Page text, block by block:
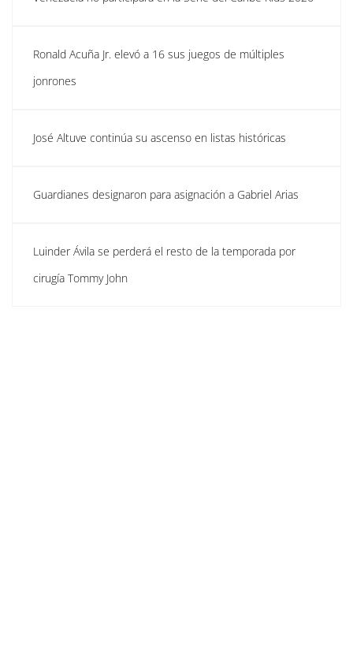
Ronald Acuña Jr. elevó a 16 sus juegos de múltiples
jonrones
José Altuve continúa su ascenso en listas históricas
Guardianes designaron para asignación a Gabriel Arias
Luinder Ávila se perderá el resto de la temporada por
cirugía Tommy John